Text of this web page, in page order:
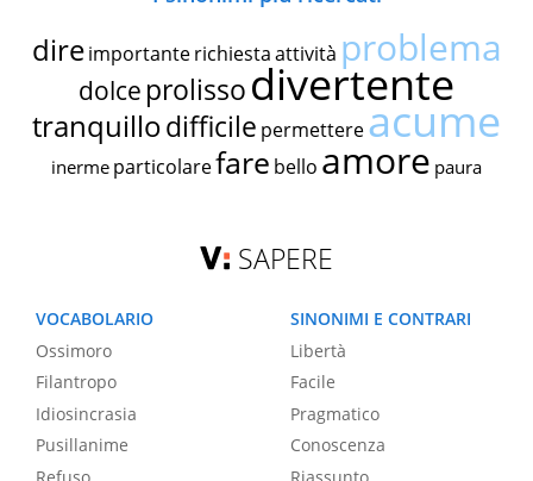
dire importante richiestaattività problema
dolce prolissodivertente
tranquillodifficile permettereacume
inerme particolarefare bello amore paura
SAPERE
VOCABOLARIO
Ossimoro
Filantropo
Idiosincrasia
Pusillanime
SINONIMI E CONTRARI
Libertà
Facile
Pragmatico
Conoscenza